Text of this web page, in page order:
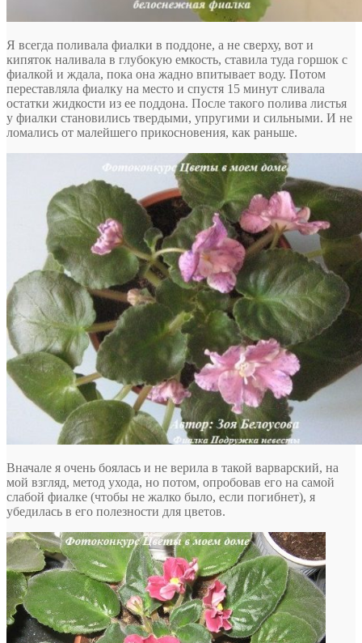
Я всегда поливала фиалки в поддоне, а не сверху, вот и
кипяток наливала в глубокую емкость, ставила туда горшок с
фиалкой и ждала, пока она жадно впитывает воду. Потом
переставляла фиалку на место и спустя 15 минут сливала
остатки жидкости из ее поддона. После такого полива листья
у фиалки становились твердыми, упругими и сильными. И не
ломались от малейшего прикосновения, как раньше.
Вначале я очень боялась и не верила в такой варварский, на
мой взгляд, метод ухода, но потом, опробовав его на самой
слабой фиалке (чтобы не жалко было, если погибнет), я
убедилась в его полезности для цветов.